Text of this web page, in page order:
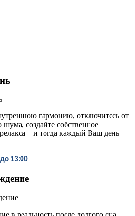
гармонию, отключитесь от
создайте собственное
– и тогда каждый Ваш день
13:00
в реальность после долгого сна